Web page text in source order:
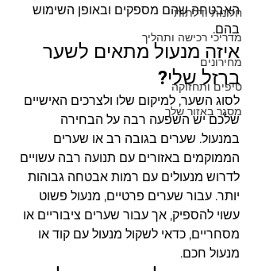
חלונות ודלתות
מדריכי רכישה ותהליך
מחירונים
טיפים ותחזוקה
מסגר באזור שלך
האבטחה שהם מספקים ובאופן השימוש
בהם.
איזה מנעול מתאים לשער
ברזל שלי?
לסוג השער, למיקום שלו ולצרכים האישיים
שלכם יש השפעה רבה על הבחירה
במנעול. שערים בגובה רב או שערים
הממוקמים באזורים עם תנועה רבה עשויים
לדרוש מנעולים עם רמות אבטחה גבוהות
יותר. עבור שערים פרטיים, מנעול פשוט
עשוי להספיק, אך עבור שערים ציבוריים או
מסחריים, כדאי לשקול מנעול עם קוד או
מנעול חכם.